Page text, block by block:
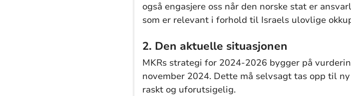
også engasjere oss når den norske stat er
som er relevant i forhold til Israels ulovlige
2. Den aktuelle situasjonen
MKRs strategi for 2024-2026 bygger på
november 2024. Dette må selvsagt tas opp til
raskt og uforutsigelig.